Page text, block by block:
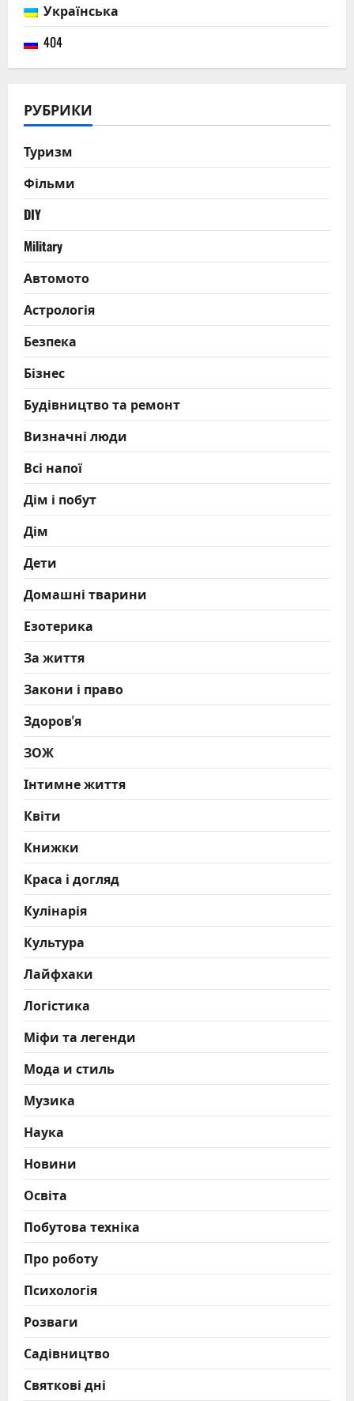
Українська
404
РУБРИКИ
Туризм
Фільми
DIY
Military
Автомото
Астрологія
Безпека
Бізнес
Будівництво та ремонт
Визначні люди
Всі напої
Дім і побут
Дім
Дети
Домашні тварини
Езотерика
За життя
Закони і право
Здоров'я
ЗОЖ
Інтимне життя
Квіти
Книжки
Краса і догляд
Кулінарія
Культура
Лайфхаки
Логістика
Міфи та легенди
Мода и стиль
Музика
Наука
Новини
Освіта
Побутова техніка
Про роботу
Психологія
Розваги
Садівництво
Святкові дні